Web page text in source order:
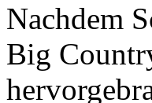
Nachdem
Big